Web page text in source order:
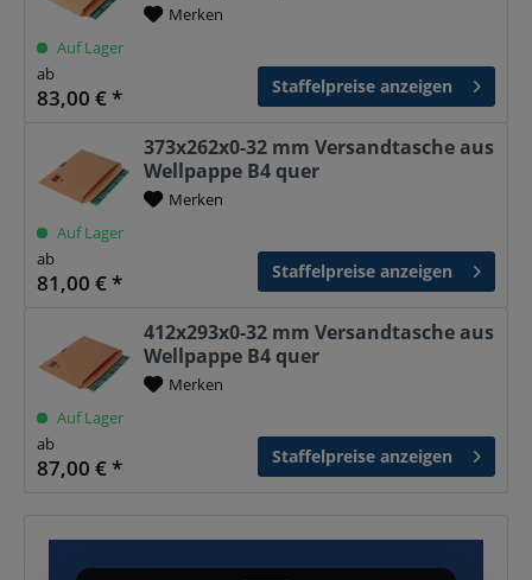
Merken
Auf Lager
ab
83,00 € * Staffelpreise anzeigen
373x262x0-32 mm Versandtasche aus
Wellpappe B4 quer
Merken
Auf Lager
ab
81,00 € * Staffelpreise anzeigen
412x293x0-32 mm Versandtasche aus
Wellpappe B4 quer
Merken
Auf Lager
ab
87,00 € * Staffelpreise anzeigen